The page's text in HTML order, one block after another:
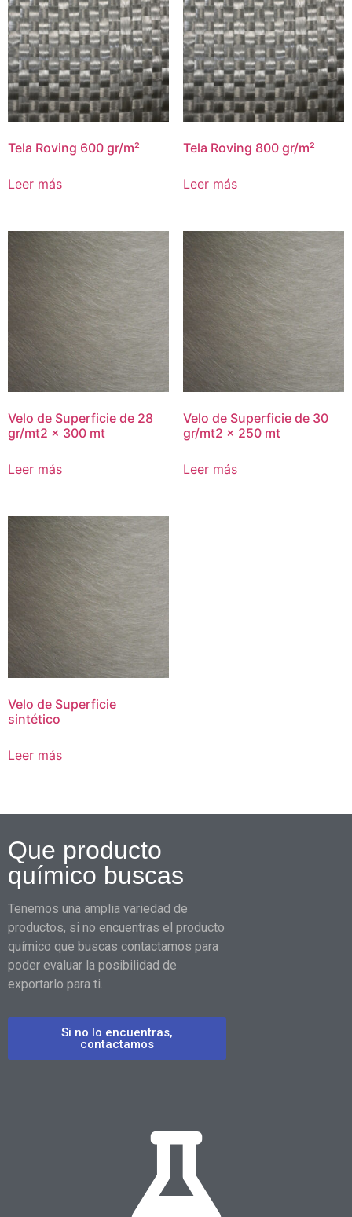
Tela Roving 600 gr/m²
Leer más
Tela Roving 800 gr/m²
Leer más
Velo de Superficie de 28
gr/mt2 x 300 mt
Leer más
Velo de Superficie de 30
gr/mt2 x 250 mt
Leer más
Velo de Superficie
sintético
Leer más
Que producto
químico buscas
Tenemos una amplia variedad de
productos, si no encuentras el producto
químico que buscas contactamos para
poder evaluar la posibilidad de
exportarlo para ti.
Si no lo encuentras,
contactamos